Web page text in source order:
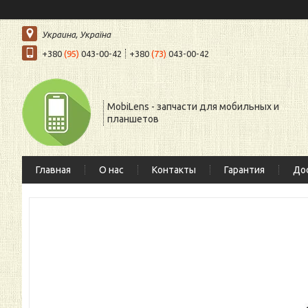
Украина, Україна
+380 (95)043-00-42 +380(73)043-00-42
MobiLens - запчасти для мобильных и
планшетов
Главная О нас Контакты Гарантия